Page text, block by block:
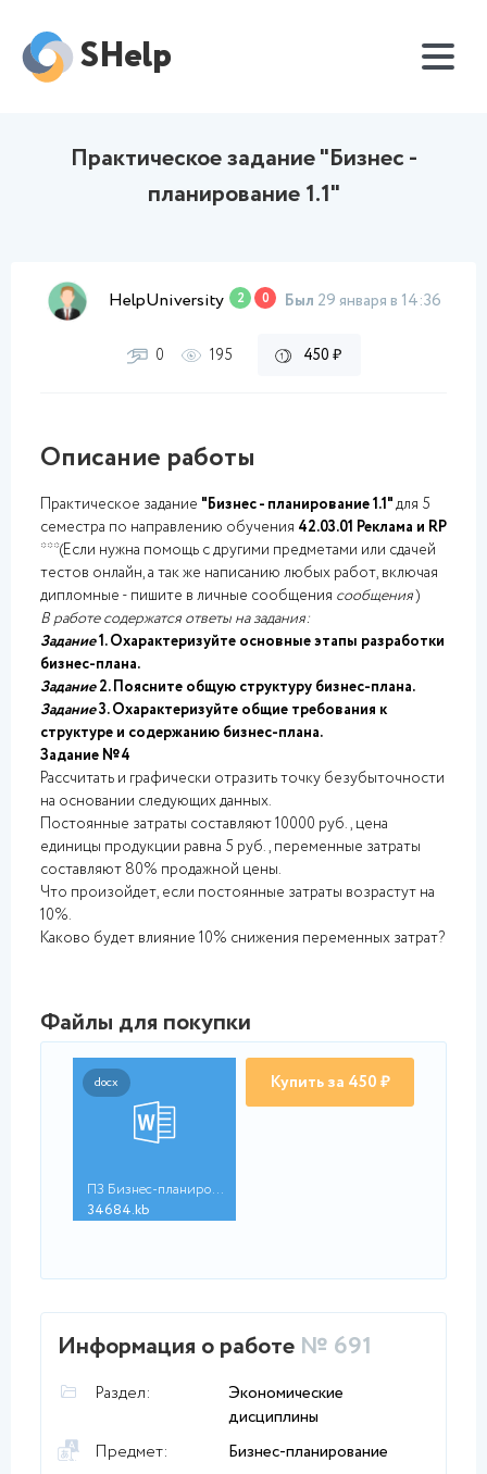
SHelp
Практическое задание "Бизнес -
планирование 1.1"
HelpUniversity 2 0 Был 29 января в 14:36
0 195 450 ₽
Описание работы
Практическое задание "Бизнес - планирование 1.1"для 5
семестра по направлению обучения 42.03.01 Реклама и RP
***(Если нужна помощь с другими предметами или сдачей
тестов онлайн, а так же написанию любых работ, включая
дипломные - пишите в личные сообщения сообщения)
В работе содержатся ответы на задания:
Задание1. Охарактеризуйте основные этапы разработки
бизнес-плана.
Задание2. Поясните общую структуру бизнес-плана.
Задание3. Охарактеризуйте общие требования к
структуре и содержанию бизнес-плана.
Задание №4
Рассчитать и графически отразить точку безубыточности
на основании следующих данных.
Постоянные затраты составляют 10000 руб., цена
единицы продукции равна 5 руб., переменные затраты
составляют 80% продажной цены.
Что произойдет, если постоянные затраты возрастут на
10%.
Каково будет влияние 10% снижения переменных затрат?
Файлы для покупки
docx
ПЗ Бизнес-планирован...
34684.kb
Купить за 450 ₽
Информация о работе № 691
Раздел:
Экономические
дисциплины
Предмет:
Бизнес-планирование